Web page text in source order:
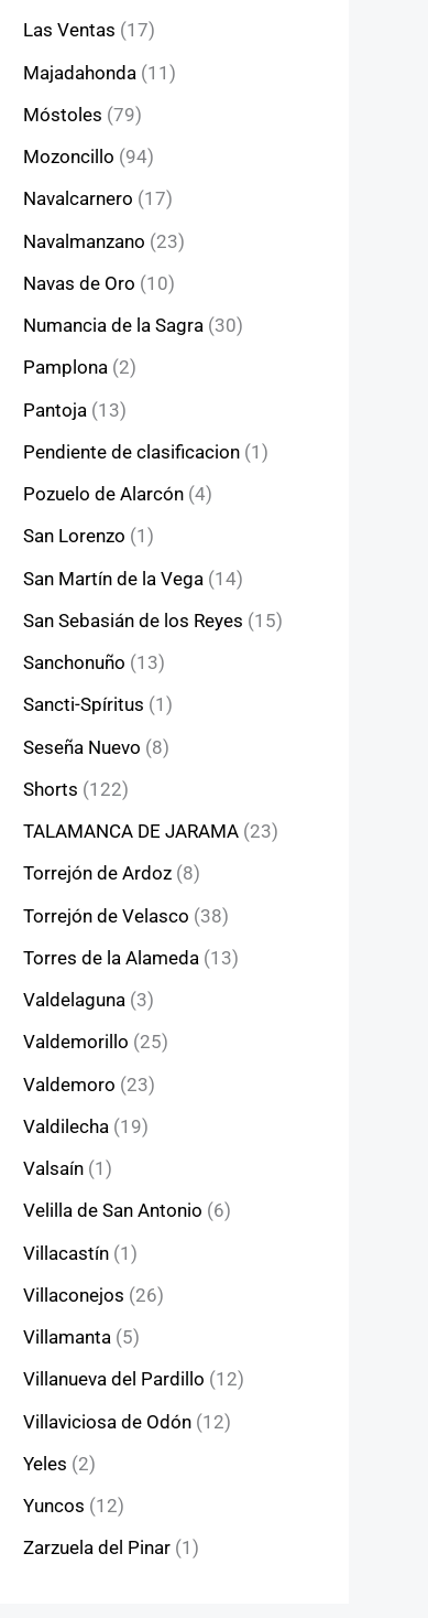
Las Ventas (17)
Majadahonda (11)
Móstoles (79)
Mozoncillo (94)
Navalcarnero (17)
Navalmanzano (23)
Navas de Oro (10)
Numancia de la Sagra (30)
Pamplona (2)
Pantoja (13)
Pendiente de clasificacion (1)
Pozuelo de Alarcón (4)
San Lorenzo (1)
San Martín de la Vega (14)
San Sebasián de los Reyes (15)
Sanchonuño (13)
Sancti-Spíritus (1)
Seseña Nuevo (8)
Shorts (122)
TALAMANCA DE JARAMA (23)
Torrejón de Ardoz (8)
Torrejón de Velasco (38)
Torres de la Alameda (13)
Valdelaguna (3)
Valdemorillo (25)
Valdemoro (23)
Valdilecha (19)
Valsaín (1)
Velilla de San Antonio (6)
Villacastín (1)
Villaconejos (26)
Villamanta (5)
Villanueva del Pardillo (12)
Villaviciosa de Odón (12)
Yeles (2)
Yuncos (12)
Zarzuela del Pinar (1)